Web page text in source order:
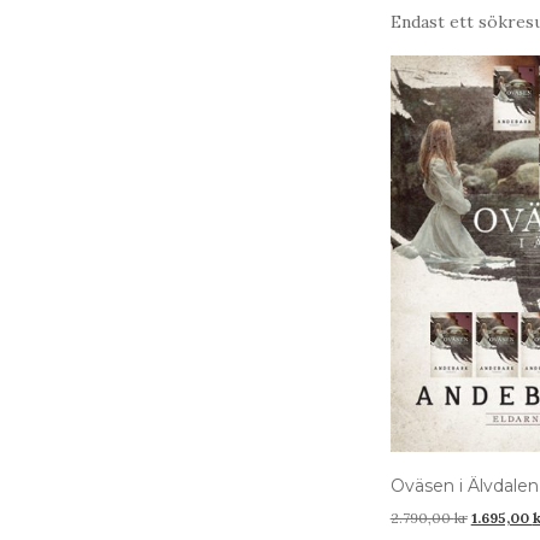
Endast ett
Oväsen i
2.790,00kr Det
1.695,00